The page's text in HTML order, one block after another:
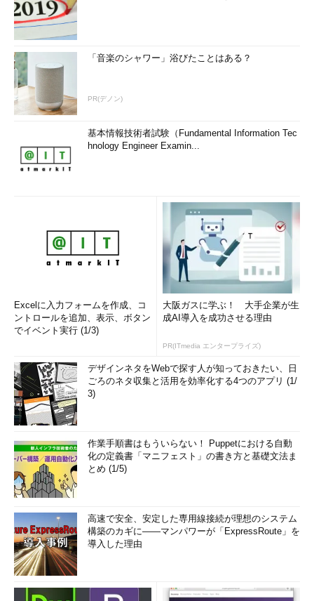
「音楽のシャワー」浴びたことはある？
PR(デノン)
基本情報技術者試験（Fundamental Information Tec
hnology Engineer Examin...
Excelに入力フォームを作成、コ
ントロールを追加、表示、ボタン
でイベント実行 (1/3)
大阪ガスに学ぶ！ 大手企業が生
成AI導入を成功させる理由
PR(ITmedia エンタープライズ)
デザインネタをWebで探す人が知っておきたい、日
ごろのネタ収集と活用を効率化する4つのアプリ (1/
3)
作業手順書はもういらない！ Puppetにおける自動
化の定義書「マニフェスト」の書き方と基礎文法ま
とめ (1/5)
高速で安全、安定した専用線接続が理想のシステム
構築のカギに――マンパワーが「ExpressRoute」を
導入した理由